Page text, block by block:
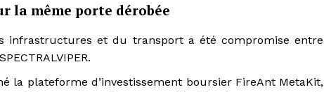
la même porte dérobée
infrastructures et du transport a été compromise entre
la plateforme d’investissement boursier FireAnt MetaKit,